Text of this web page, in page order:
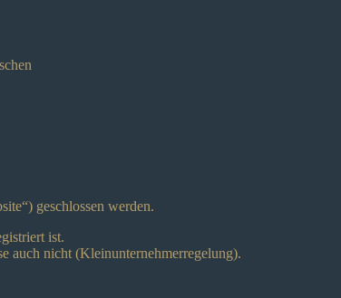
geschlossen werden.
ist.
auch nicht (Kleinunternehmerregelung).